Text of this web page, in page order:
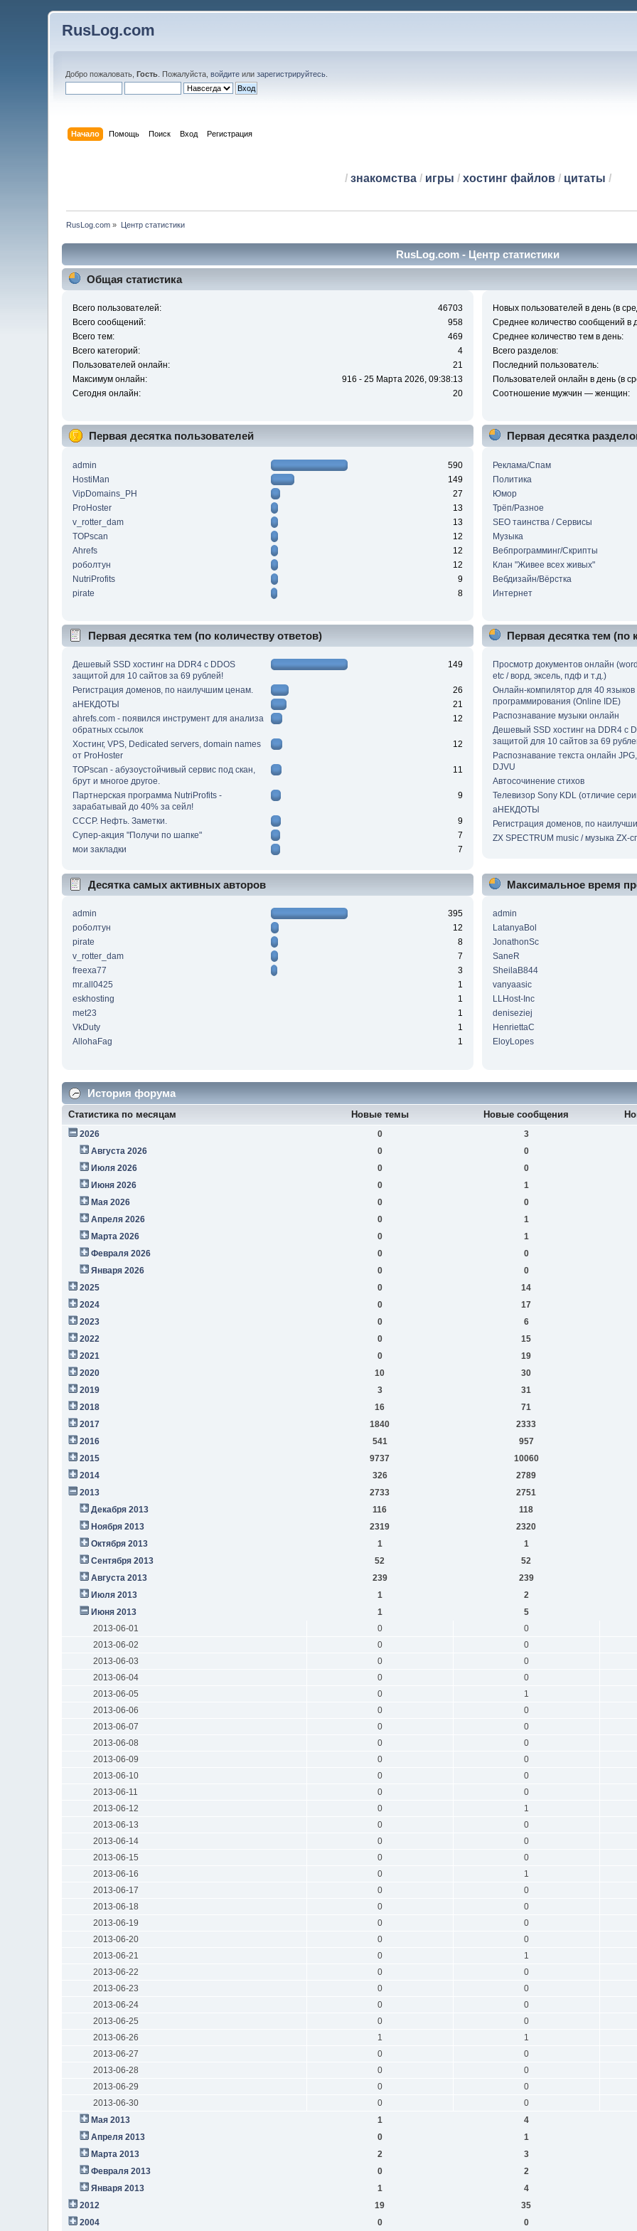
RusLog.com
Добро пожаловать,Гость . Пожалуйста,войдите илизарегистрируйтесь
Начало Помощь Поиск Вход Регистрация
/ знакомства/ игры / хостинг файлов/ цитаты /
RusLog.com » Центр статистики
RusLog.com - Центр статистики
Общая статистика
Всего пользователей:
46703
Всего сообщений:
958
Всего тем:
469
Всего категорий:
4
Пользователей онлайн:
21
Максимум онлайн:
916 - 25 Марта 2026, 09:38:13
Сегодня онлайн:
20
Новых пользователей в день (в
Среднее количество сообщений в
Среднее количество тем в день:
Всего разделов:
Последний пользователь:
Пользователей онлайн в день (в
Соотношение мужчин — женщин:
Первая десятка пользователей
admin
590
HostiMan
149
VipDomains_PH
27
ProHoster
13
v_rotter_dam
13
TOPscan
12
Ahrefs
12
роболтун
12
NutriProfits
9
pirate
8
Первая десятка
Реклама/Спам
Политика
Юмор
Трёп/Разное
SEO таинства / Сервисы
Музыка
Вебпрограмминг/Скрипты
Клан "Живее всех живых"
Вебдизайн/Вёрстка
Интернет
Первая десятка тем (по количеству ответов)
Дешевый SSD хостинг на DDR4 с DDOS
защитой для 10 сайтов за 69 рублей!
149
Регистрация доменов, по наилучшим ценам.
26
аНЕКДОТЫ
21
ahrefs.com - появился инструмент для анализа
обратных ссылок
12
Хостинг, VPS, Dedicated servers, domain names
от ProHoster
12
TOPscan - абузоустойчивый сервис под скан,
брут и многое другое.
11
Партнерская программа NutriProfits -
зарабатывай до 40% за сейл!
9
СССР. Нефть. Заметки.
9
Супер-акция "Получи по шапке"
7
мои закладки
7
Первая десятка тем (по
Просмотр документов онлайн
etc / ворд, эксель, пдф и т.д.)
Онлайн-компилятор для 40 языков
программирования (Online IDE)
Распознавание музыки онлайн
Дешевый SSD хостинг на DDR4 с
защитой для 10 сайтов за 69
Распознавание текста онлайн
DJVU
Автосочинение стихов
Телевизор Sony KDL (отличие
аНЕКДОТЫ
Регистрация доменов, по
ZX SPECTRUM music / музыка ZX-
Десятка самых активных авторов
admin
395
роболтун
12
pirate
8
v_rotter_dam
7
freexa77
3
mr.all0425
1
eskhosting
1
met23
1
VkDuty
1
AllohaFag
1
Максимальное время
admin
LatanyaBol
JonathonSc
SaneR
SheilaB844
vanyaasic
LLHost-Inc
deniseziej
HenriettaC
EloyLopes
История форума
Статистика по месяцам Новые темы Новые сообщения
2026 0
3
Августа 2026
0
0
Июля 2026
0
0
Июня 2026
0
1
Мая 2026
0
0
Апреля 2026
0
1
Марта 2026
0
1
Февраля 2026
0
0
Января 2026
0
0
2025
0
14
2024
0
17
2023
0
6
2022
0
15
2021
0
19
2020
10
30
2019
3
31
2018
16
71
2017
1840
2333
2016
541
957
2015
9737
10060
2014
326
2789
2013
2733
2751
Декабря 2013
116
118
Ноября 2013
2319
2320
Октября 2013
1
1
Сентября 2013
52
52
Августа 2013
239
239
Июля 2013
1
2
Июня 2013
1
5
2013-06-01
0
0
2013-06-02
0
0
2013-06-03
0
0
2013-06-04
0
0
2013-06-05
0
1
2013-06-06
0
0
2013-06-07
0
0
2013-06-08
0
0
2013-06-09
0
0
2013-06-10
0
0
2013-06-11
0
0
2013-06-12
0
1
2013-06-13
0
0
2013-06-14
0
0
2013-06-15
0
0
2013-06-16
0
1
2013-06-17
0
0
2013-06-18
0
0
2013-06-19
0
0
2013-06-20
0
0
2013-06-21
0
1
2013-06-22
0
0
2013-06-23
0
0
2013-06-24
0
0
2013-06-25
0
0
2013-06-26
1
1
2013-06-27
0
0
2013-06-28
0
0
2013-06-29
0
0
2013-06-30
0
0
Мая 2013
1
4
Апреля 2013
0
1
Марта 2013
2
3
Февраля 2013
0
2
Января 2013
1
4
2012
19
35
2004
0 0